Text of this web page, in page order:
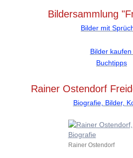
Bildersammlung
Bilder mit
Bilder kaufen
Buchtipps
Rainer Ostendorf
Biografie, Bilder,
Rainer Ostendorf